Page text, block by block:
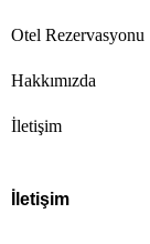
Otel Rezervasyonu
Hakkımızda
İletişim
İletişim